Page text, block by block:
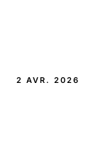
2 AVR. 2026